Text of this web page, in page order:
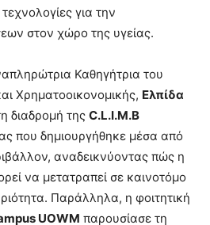
για την
στον χώρο της υγείας.
Καθηγήτρια του
Χρηματοοικονομικής, Ελπίδα
διαδρομή της C.L.I.M.B
που δημιουργήθηκε μέσα από
αναδεικνύοντας πώς η
να μετατραπεί σε καινοτόμο
Παράλληλα, η φοιτητική
UOWM παρουσίασε τη